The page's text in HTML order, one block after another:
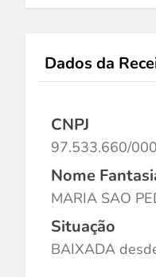
Dados da
CNPJ
97.533.660/
Nome
MARIA SAO
Situação
BAIXADA